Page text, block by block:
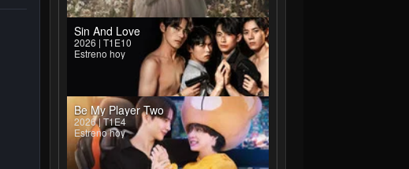
Sin And Love
2026 | T1E10
Estreno hoy
Be My Player Two
2026 | T1E4
Estreno hoy